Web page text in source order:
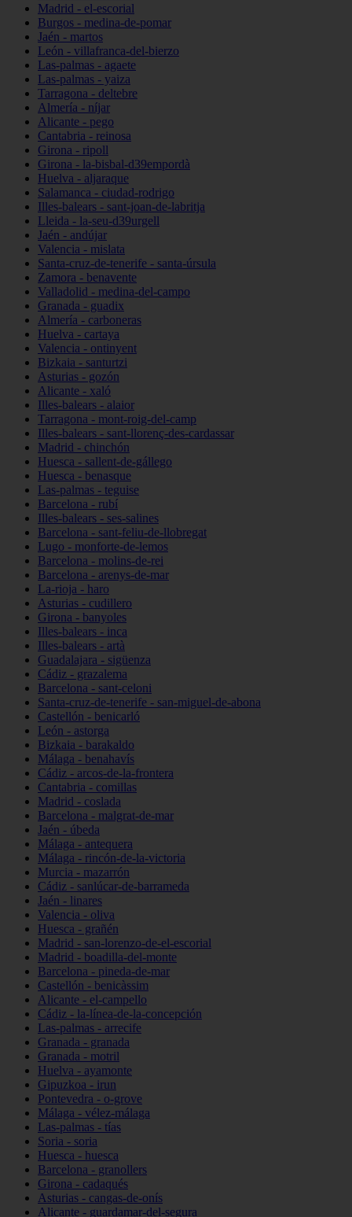
Madrid - el-escorial
Burgos - medina-de-pomar
Jaén - martos
León - villafranca-del-bierzo
Las-palmas - agaete
Las-palmas - yaiza
Tarragona - deltebre
Almería - níjar
Alicante - pego
Cantabria - reinosa
Girona - ripoll
Girona - la-bisbal-d39empordà
Huelva - aljaraque
Salamanca - ciudad-rodrigo
Illes-balears - sant-joan-de-labritja
Lleida - la-seu-d39urgell
Jaén - andújar
Valencia - mislata
Santa-cruz-de-tenerife - santa-úrsula
Zamora - benavente
Valladolid - medina-del-campo
Granada - guadix
Almería - carboneras
Huelva - cartaya
Valencia - ontinyent
Bizkaia - santurtzi
Asturias - gozón
Alicante - xaló
Illes-balears - alaior
Tarragona - mont-roig-del-camp
Illes-balears - sant-llorenç-des-cardassar
Madrid - chinchón
Huesca - sallent-de-gállego
Huesca - benasque
Las-palmas - teguise
Barcelona - rubí
Illes-balears - ses-salines
Barcelona - sant-feliu-de-llobregat
Lugo - monforte-de-lemos
Barcelona - molins-de-rei
Barcelona - arenys-de-mar
La-rioja - haro
Asturias - cudillero
Girona - banyoles
Illes-balears - inca
Illes-balears - artà
Guadalajara - sigüenza
Cádiz - grazalema
Barcelona - sant-celoni
Santa-cruz-de-tenerife - san-miguel-de-abona
Castellón - benicarló
León - astorga
Bizkaia - barakaldo
Málaga - benahavís
Cádiz - arcos-de-la-frontera
Cantabria - comillas
Madrid - coslada
Barcelona - malgrat-de-mar
Jaén - úbeda
Málaga - antequera
Málaga - rincón-de-la-victoria
Murcia - mazarrón
Cádiz - sanlúcar-de-barrameda
Jaén - linares
Valencia - oliva
Huesca - grañén
Madrid - san-lorenzo-de-el-escorial
Madrid - boadilla-del-monte
Barcelona - pineda-de-mar
Castellón - benicàssim
Alicante - el-campello
Cádiz - la-línea-de-la-concepción
Las-palmas - arrecife
Granada - granada
Granada - motril
Huelva - ayamonte
Gipuzkoa - irun
Pontevedra - o-grove
Málaga - vélez-málaga
Las-palmas - tías
Soria - soria
Huesca - huesca
Barcelona - granollers
Girona - cadaqués
Asturias - cangas-de-onís
Alicante - guardamar-del-segura